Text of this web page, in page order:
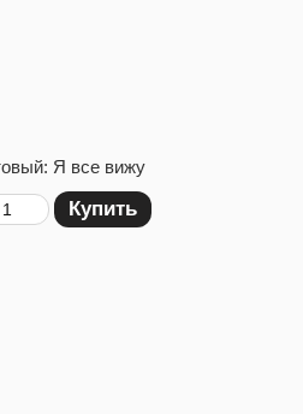
Я все вижу
Купить